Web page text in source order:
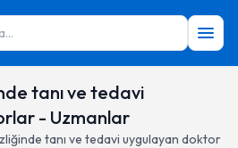
tanı ve tedavi
- Uzmanlar
tanı ve tedavi uygulayan doktor